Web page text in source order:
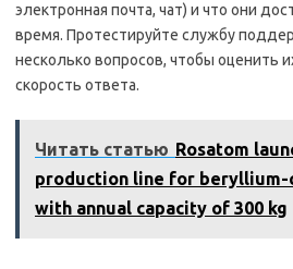
электронная почта, чат) и что они
время. Протестируйте службу
несколько вопросов, чтобы оценить
скорость ответа.
Читать статью Rosatom
production line for beryllium-
with annual capacity of 300 kg